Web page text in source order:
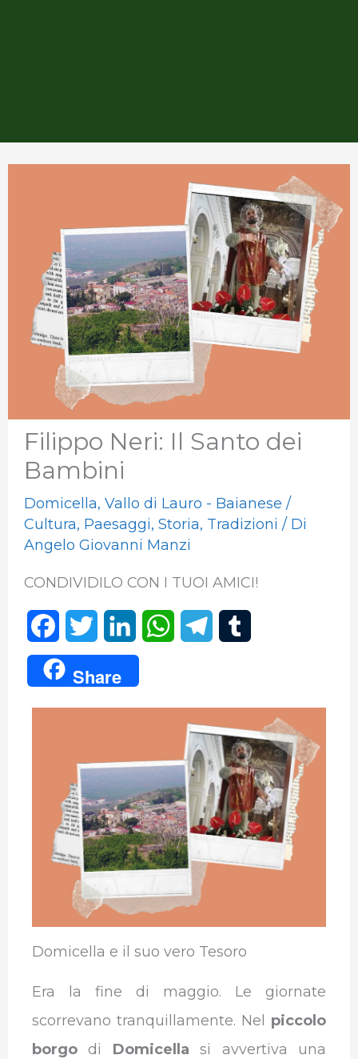
Filippo Neri: Il Santo dei
Bambini
Domicella, Vallo di Lauro - Baianese /
Cultura, Paesaggi, Storia, Tradizioni / Di
Angelo Giovanni Manzi
CONDIVIDILO CON I TUOI AMICI!
a
c
o
k
w
i
e
r
i
n
d
I
n
W
A
p
p
g
r
a
l
r
Share
Domicella e il suo vero Tesoro
Era la fine di maggio. Le giornate
scorrevano tranquillamente. Nel piccolo
borgodi Domicellasi avvertiva una